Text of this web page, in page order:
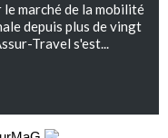
le marché de la mobilité
depuis plus de vingt
Travel s'est...